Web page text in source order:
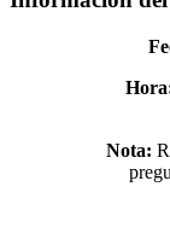
Nota: